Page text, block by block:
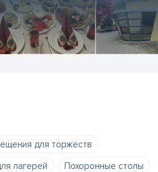
для торжеств
лагерей
Похоронные столы